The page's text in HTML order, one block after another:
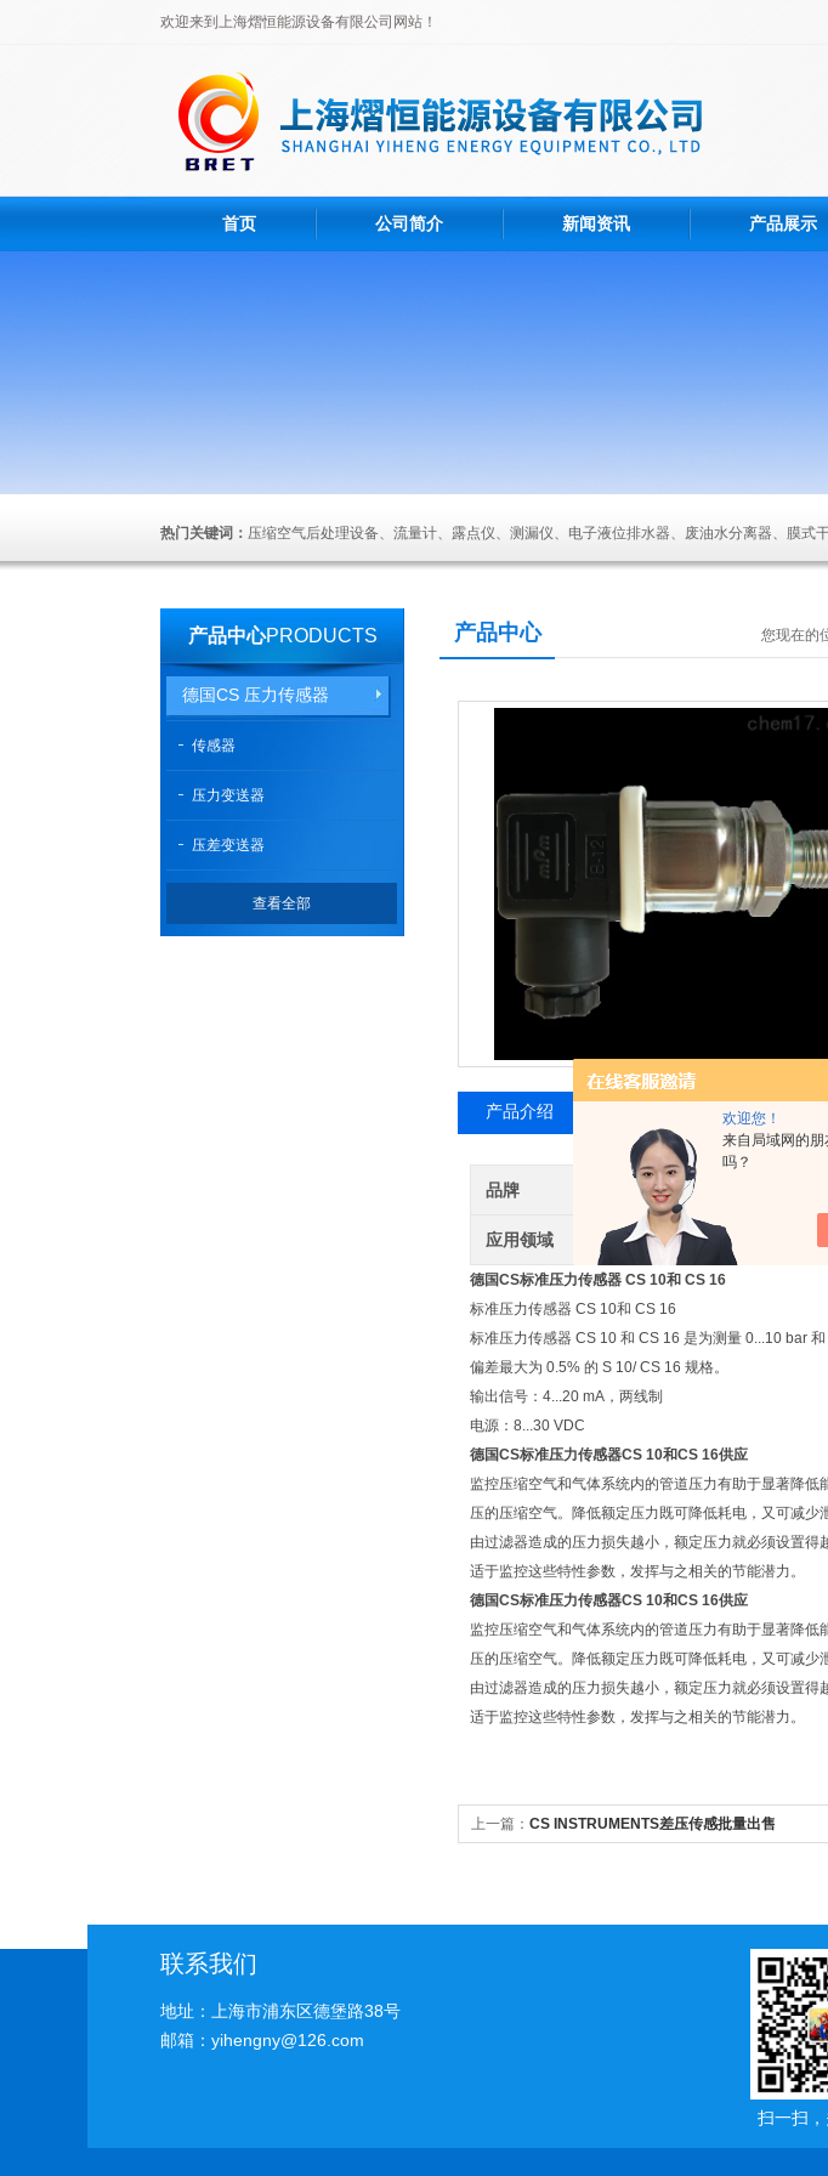
欢迎您！
来自局域网的
吗？
欢迎来到上海熠恒能源设备有限公司网站！
首页 公司简介 新闻资讯 产品展示
热门关键词： 压缩空气后处理设备、流量计、露点仪、测漏仪、电子液位排水器、废油水分离器、膜式
产品中心PRODUCTS
德国CS 压力传感器
传感器
压力变送器
压差变送器
查看全部
产品中心 您现在的
产品介绍 留言询价
品牌 其他品牌
应用领域 环保
德国CS标准压力传感器 CS 10和 CS 16
标准压力传感器 CS 10和 CS 16
标准压力传感器 CS 10 和 CS 16 是为测量 0...10 bar
偏差最大为 0.5% 的 S 10/ CS 16 规格。
输出信号：4...20 mA，两线制
电源：8...30 VDC
德国CS标准压力传感器CS 10和CS 16供应
监控压缩空气和气体系统内的管道压力有助于显著降
压的压缩空气。降低额定压力既可降低耗电，又可减少
由过滤器造成的压力损失越小，额定压力就必须设置
适于监控这些特性参数，发挥与之相关的节能潜力。
德国CS标准压力传感器CS 10和CS 16供应
监控压缩空气和气体系统内的管道压力有助于显著降
压的压缩空气。降低额定压力既可降低耗电，又可减少
由过滤器造成的压力损失越小，额定压力就必须设置
适于监控这些特性参数，发挥与之相关的节能潜力。
上一篇： CS INSTRUMENTS差压传感批量出售
联系我们
地址：上海市浦东区德堡路38号
邮箱：yihengny@126.com
扫一扫